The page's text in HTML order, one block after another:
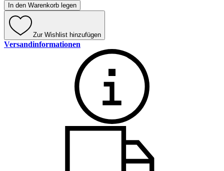
In den Warenkorb legen
Zur Wishlist hinzufügen
Versandinformationen